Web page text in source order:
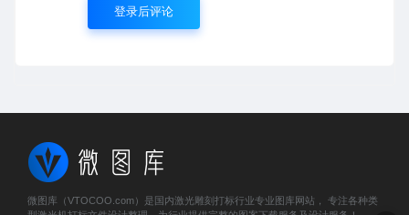
登录后评论
微图库（VTOCOO.com）是国内激光雕刻打标行业专业图库网站， 专注各种类